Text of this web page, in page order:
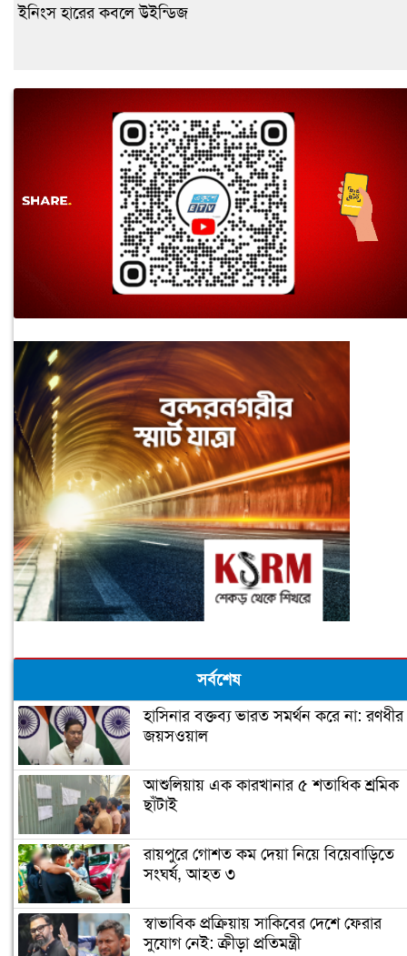
ইনিংস হারের কবলে উইন্ডিজ
সর্বশেষ
হাসিনার বক্তব্য ভারত সমর্থন করে না: রণধীর
জয়সওয়াল
আশুলিয়ায় এক কারখানার ৫ শতাধিক শ্রমিক
ছাঁটাই
রায়পুরে গোশত কম দেয়া নিয়ে বিয়েবাড়িতে
সংঘর্ষ, আহত ৩
স্বাভাবিক প্রক্রিয়ায় সাকিবের দেশে ফেরার
সুযোগ নেই: ক্রীড়া প্রতিমন্ত্রী